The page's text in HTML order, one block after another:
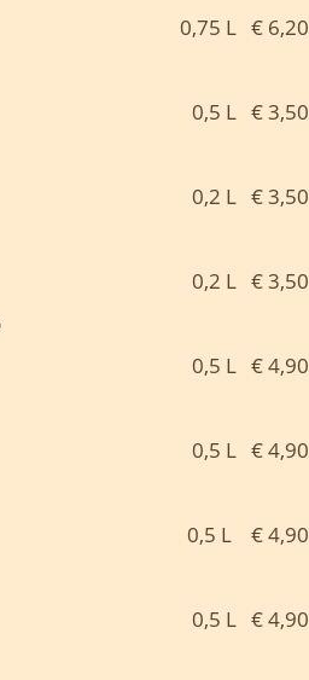
0,75 L € 6,20
0,5 L € 3,50
0,2 L € 3,50
0,2 L € 3,50
0,5 L € 4,90
0,5 L € 4,90
0,5 L € 4,90
0,5 L € 4,90